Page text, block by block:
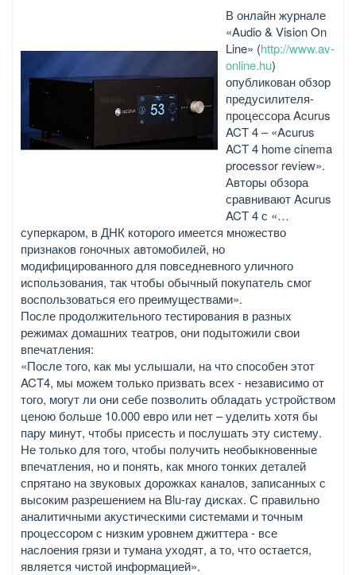
В онлайн журнале
«Audio & Vision On
Line» (http://www.av-
online.hu)
опубликован обзор
предусилителя-
процессора Acurus
ACT 4 – «Acurus
ACT 4 home cinema
processor review».
Авторы обзора
сравнивают Acurus
ACT 4 с «…
суперкаром, в ДНК которого имеется множество
признаков гоночных автомобилей, но
модифицированного для повседневного уличного
использования, так чтобы обычный покупатель смог
воспользоваться его преимуществами».
После продолжительного тестирования в разных
режимах домашних театров, они подытожили свои
впечатления:
«После того, как мы услышали, на что способен этот
ACT4, мы можем только призвать всех - независимо от
того, могут ли они себе позволить обладать устройством
ценою больше 10.000 евро или нет – уделить хотя бы
пару минут, чтобы присесть и послушать эту систему.
Не только для того, чтобы получить необыкновенные
впечатления, но и понять, как много тонких деталей
спрятано на звуковых дорожках каналов, записанных с
высоким разрешением на Blu-ray дисках. С правильно
аналитичными акустическими системами и точным
процессором с низким уровнем джиттера - все
наслоения грязи и тумана уходят, а то, что остается,
является чистой информацией».